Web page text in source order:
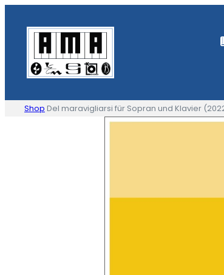
Inhalt
springen
Shop Del maravigliarsi für Sopran und Klavier